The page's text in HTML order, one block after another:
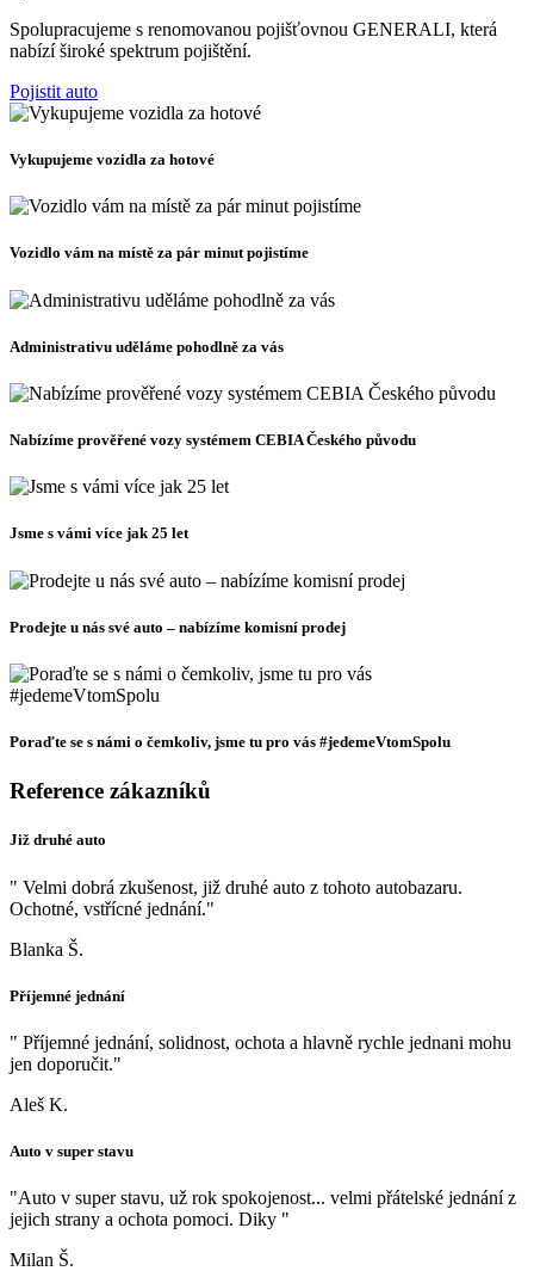
Spolupracujeme s renomovanou pojišťovnou GENERALI, která
nabízí široké spektrum pojištění.
Pojistit auto
Vykupujeme vozidla za hotové
Vozidlo vám na místě za pár minut pojistíme
Administrativu uděláme pohodlně za vás
Nabízíme prověřené vozy systémem CEBIA Českého původu
Jsme s vámi více jak 25 let
Prodejte u nás své auto – nabízíme komisní prodej
Poraďte se s námi o čemkoliv, jsme tu pro vás #jedemeVtomSpolu
Reference zákazníků
Již druhé auto
" Velmi dobrá zkušenost, již druhé auto z tohoto autobazaru.
Ochotné, vstřícné jednání."
Blanka Š.
Příjemné jednání
" Příjemné jednání, solidnost, ochota a hlavně rychle jednani mohu
jen doporučit."
Aleš K.
Auto v super stavu
"Auto v super stavu, už rok spokojenost... velmi přátelské jednání z
jejich strany a ochota pomoci. Diky "
Milan Š.